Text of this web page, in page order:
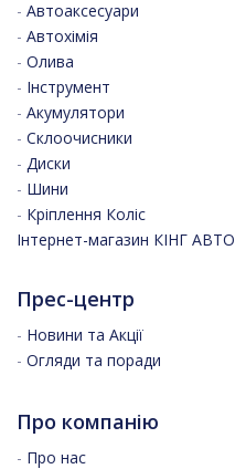
- Автоаксесуари
- Автохімія
- Олива
- Інструмент
- Акумулятори
- Склоочисники
- Диски
- Шини
- Кріплення Коліс
Інтернет-магазин КІНГ АВТО
Прес-центр
- Новини та Акції
- Огляди та поради
Про компанію
- Про нас